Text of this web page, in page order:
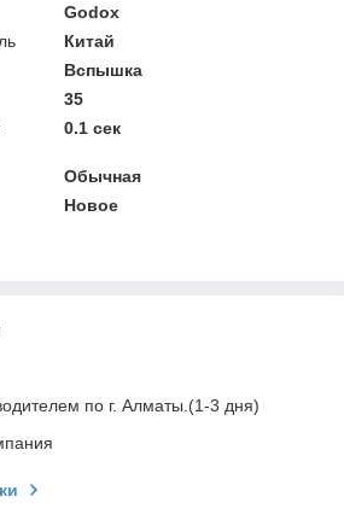
Godox
Китай
Вспышка
35
0.1 сек
Обычная
Новое
по г. Алматы.(1-3 дня)